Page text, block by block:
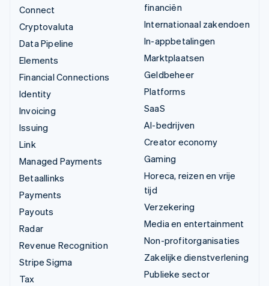
Connect
Cryptovaluta
Data Pipeline
Elements
Financial Connections
Identity
Invoicing
Issuing
Link
Managed Payments
Betaallinks
Payments
Payouts
Radar
Revenue Recognition
Stripe Sigma
Tax
financiën
Internationaal zakendoen
In-appbetalingen
Marktplaatsen
Geldbeheer
Platforms
SaaS
AI-bedrijven
Creator economy
Gaming
Horeca, reizen en vrije
tijd
Verzekering
Media en entertainment
Non-profitorganisaties
Zakelijke dienstverlening
Publieke sector